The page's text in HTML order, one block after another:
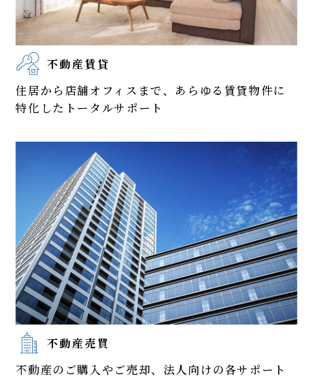
不動産賃貸
住居から店舗オフィスまで、あらゆる賃貸物件に
特化したトータルサポート
不動産売買
不動産のご購入やご売却、法人向けの各サポート